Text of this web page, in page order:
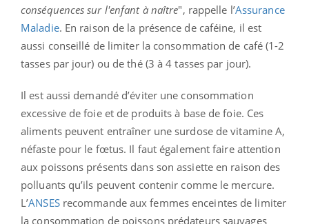
conséquences sur l'enfant à naître", rappelle l’Assurance
Maladie. En raison de la présence de caféine, il est
aussi conseillé de limiter la consommation de café (1-2
tasses par jour) ou de thé (3 à 4 tasses par jour).
Il est aussi demandé d’éviter une consommation
excessive de foie et de produits à base de foie. Ces
aliments peuvent entraîner une surdose de vitamine A,
néfaste pour le fœtus. Il faut également faire attention
aux poissons présents dans son assiette en raison des
polluants qu’ils peuvent contenir comme le mercure.
L’ANSESrecommande aux femmes enceintes de limiter
la consommation de poissons prédateurs sauvages